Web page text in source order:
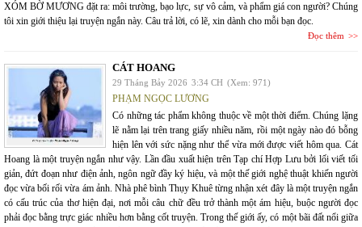
XÓM BỜ MƯƠNG đặt ra: môi trường, bạo lực, sự vô cảm, và phẩm giá con người? Chúng
tôi xin giới thiệu lại truyện ngắn này. Câu trả lời, có lẽ, xin dành cho mỗi bạn đọc.
Đọc thêm
CÁT HOANG
29 Tháng Bảy 2026 3:34 CH (Xem: 971)
PHẠM NGỌC LƯƠNG
Có những tác phẩm không thuộc về một thời điểm. Chúng lặng
lẽ nằm lại trên trang giấy nhiều năm, rồi một ngày nào đó bỗng
hiện lên với sức nặng như thể vừa mới được viết hôm qua. Cát
Hoang là một truyện ngắn như vậy. Lần đầu xuất hiện trên Tạp chí Hợp Lưu bởi lối viết tối
giản, đứt đoạn như điện ảnh, ngôn ngữ đầy ký hiệu, và một thế giới nghệ thuật khiến người
đọc vừa bối rối vừa ám ảnh. Nhà phê bình Thụy Khuê từng nhận xét đây là một truyện ngắn
có cấu trúc của thơ hiện đại, nơi mỗi câu chữ đều trở thành một ám hiệu, buộc người đọc
phải đọc bằng trực giác nhiều hơn bằng cốt truyện. Trong thế giới ấy, có một bãi đất nổi giữa